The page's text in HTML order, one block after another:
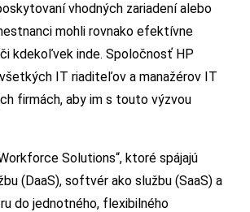
vhodných zariadení alebo
mohli rovnako efektívne
kdekoľvek inde. Spoločnosť HP
IT riaditeľov a manažérov IT
firmách, aby im s touto výzvou
Solutions“, ktoré spájajú
(DaaS), softvér ako službu (SaaS) a
do jednotného, flexibilného